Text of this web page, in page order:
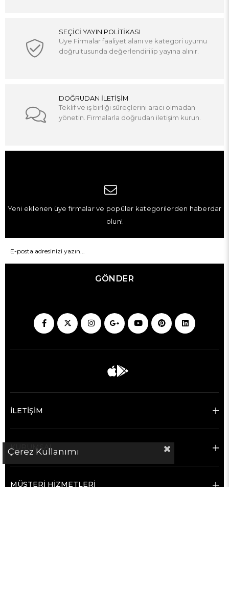
SEÇİCİ YAYIN POLİTİKASI
Üye Firmalar faaliyet alanı ve kategori uyumu
doğrultusunda değerlendirilip yayına alınır.
DOĞRUDAN İLETİŞİM
Teklif ve iş birliği süreçlerini aracı olmadan
yönetin. Firmalarla doğrudan iletişim kurun.
Yeni eklenen üye firmalar ve popüler kategorilerden haberdar
olun!
GÖNDER
İLETİŞİM
KURUMSAL
MÜŞTERİ HİZMETLERİ
Çerez Kullanımı